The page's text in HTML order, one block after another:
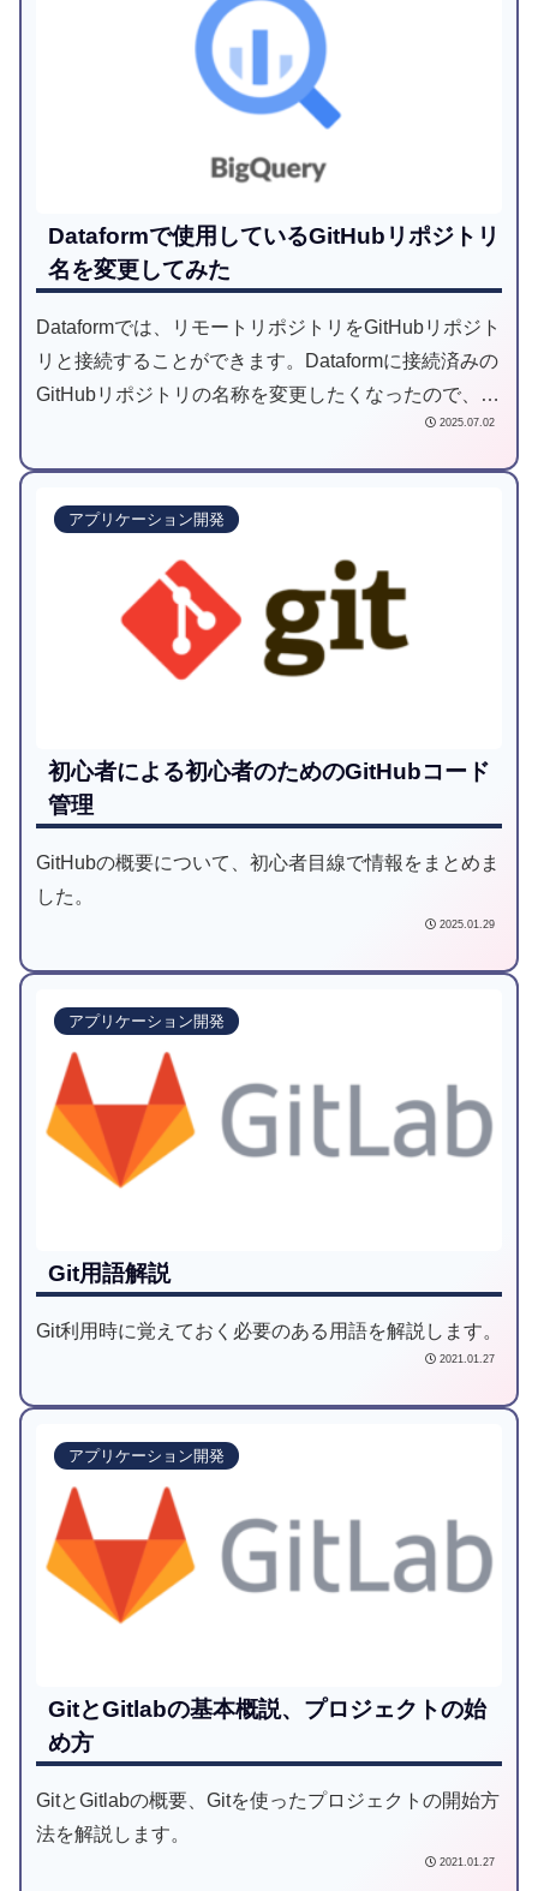
Dataformで使用しているGitHubリポジトリ
名を変更してみた
Dataformでは、リモートリポジトリをGitHubリポジト
リと接続することができます。Dataformに接続済みの
GitHubリポジトリの名称を変更したくなったので、ど
のような影響があるのかを調査してみました。 2025.07.02
アプリケーション開発
初心者による初心者のためのGitHubコード
管理
GitHubの概要について、初心者目線で情報をまとめま
した。
2025.01.29
アプリケーション開発
Git用語解説
Git利用時に覚えておく必要のある用語を解説します。
2021.01.27
アプリケーション開発
GitとGitlabの基本概説、プロジェクトの始
め方
GitとGitlabの概要、Gitを使ったプロジェクトの開始方
法を解説します。
2021.01.27